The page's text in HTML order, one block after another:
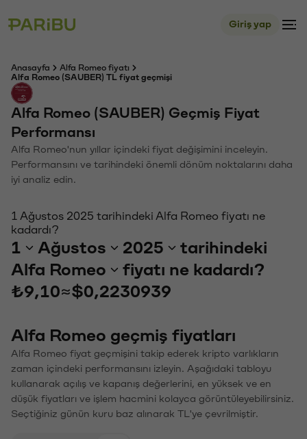
Giriş yap
Anasayfa
Alfa Romeo fiyatı
Alfa Romeo (SAUBER) TL fiyat geçmişi
Alfa Romeo (SAUBER) Geçmiş Fiyat
Performansı
Alfa Romeo'nun yıllar içindeki fiyat değişimini inceleyin.
Performansını ve tarihindeki önemli dönüm noktalarını daha
iyi analiz edin.
1 Ağustos 2025 tarihindeki Alfa Romeo fiyatı ne
kadardı?
1 Ağustos 2025
tarihindeki
Alfa Romeo
fiyatı ne kadardı?
₺9,10≈$0,2230939
Alfa Romeo geçmiş fiyatları
Alfa Romeo fiyat geçmişini takip ederek kripto varlıkların
zaman içindeki performansını izleyin. Aşağıdaki tabloyu
kullanarak açılış ve kapanış değerlerini, en yüksek ve en
düşük fiyatları ve işlem hacmini kolayca görüntüleyebilirsiniz.
Seçtiğiniz günün kuru baz alınarak TL'ye çevrilmiştir.